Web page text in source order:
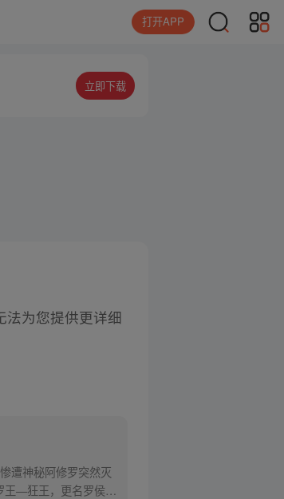
打开APP
立即下载
法为您提供更详细
遭神秘阿修罗突然灭
王—狂王，更名罗侯。